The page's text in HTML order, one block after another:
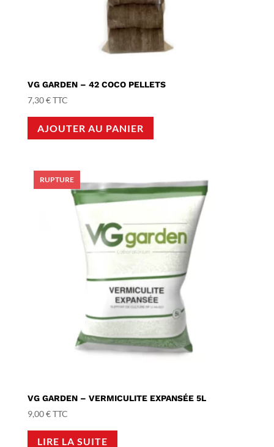
VG GARDEN – 42 COCO PELLETS
7,30€TTC
AJOUTER AU PANIER
VG GARDEN – VERMICULITE EXPANSÉE 5L
9,00€TTC
LIRE LA SUITE